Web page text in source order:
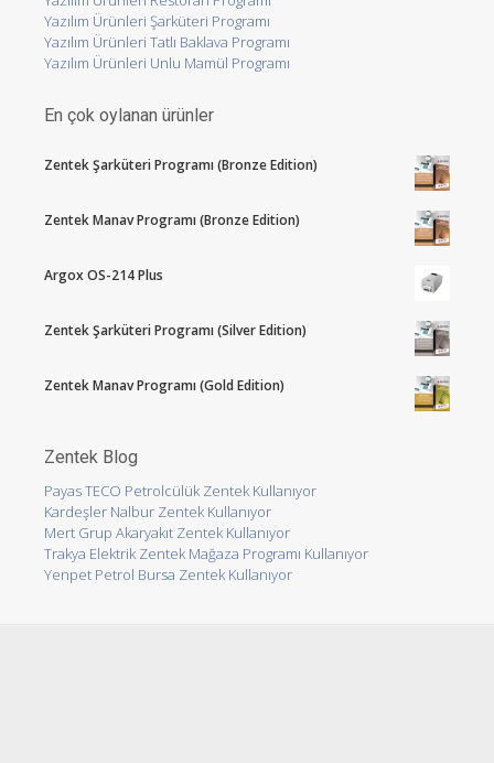
Yazılım Ürünleri Şarküteri Programı
Yazılım Ürünleri Tatlı Baklava Programı
Yazılım Ürünleri Unlu Mamül Programı
En çok oylanan ürünler
Zentek Şarküteri Programı (Bronze Edition)
Zentek Manav Programı (Bronze Edition)
Argox OS-214 Plus
Zentek Şarküteri Programı (Silver Edition)
Zentek Manav Programı (Gold Edition)
Zentek Blog
Payas TECO Petrolcülük Zentek Kullanıyor
Kardeşler Nalbur Zentek Kullanıyor
Mert Grup Akaryakıt Zentek Kullanıyor
Trakya Elektrik Zentek Mağaza Programı Kullanıyor
Yenpet Petrol Bursa Zentek Kullanıyor